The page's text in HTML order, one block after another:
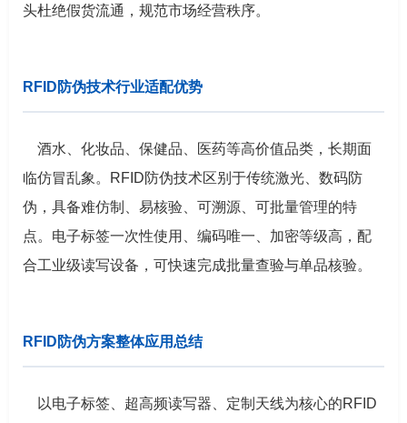
头杜绝假货流通，规范市场经营秩序。
RFID防伪技术行业适配优势
酒水、化妆品、保健品、医药等高价值品类，长期面
临仿冒乱象。RFID防伪技术区别于传统激光、数码防
伪，具备难仿制、易核验、可溯源、可批量管理的特
点。电子标签一次性使用、编码唯一、加密等级高，配
合工业级读写设备，可快速完成批量查验与单品核验。
RFID防伪方案整体应用总结
以电子标签、超高频读写器、定制天线为核心的RFID